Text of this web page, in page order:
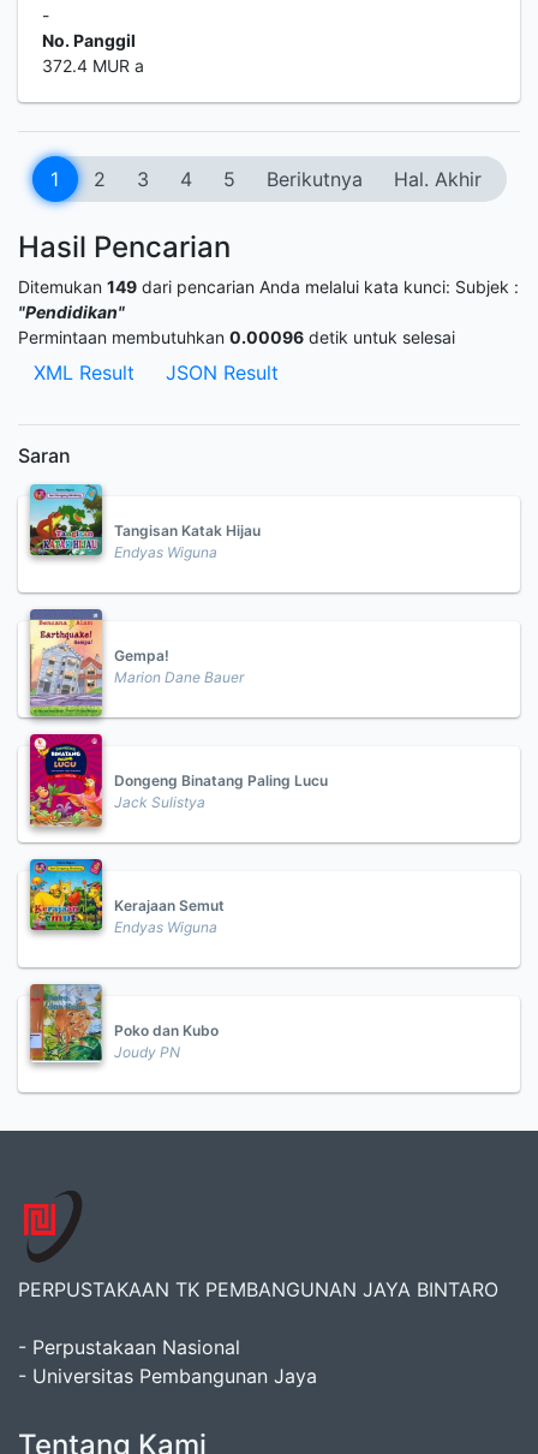
-
No. Panggil
372.4 MUR a
1 2 3 4 5 Berikutnya Hal. Akhir
Hasil Pencarian
Ditemukan 149 dari pencarian Anda melalui kata kunci: Subjek :
"Pendidikan"
Permintaan membutuhkan 0.00096 detik untuk selesai
XML Result JSON Result
Saran
Tangisan Katak Hijau
Endyas Wiguna
Gempa!
Marion Dane Bauer
Dongeng Binatang Paling Lucu
Jack Sulistya
Kerajaan Semut
Endyas Wiguna
Poko dan Kubo
Joudy PN
PERPUSTAKAAN TK PEMBANGUNAN JAYA BINTARO
- Perpustakaan Nasional
- Universitas Pembangunan Jaya
Tentang Kami